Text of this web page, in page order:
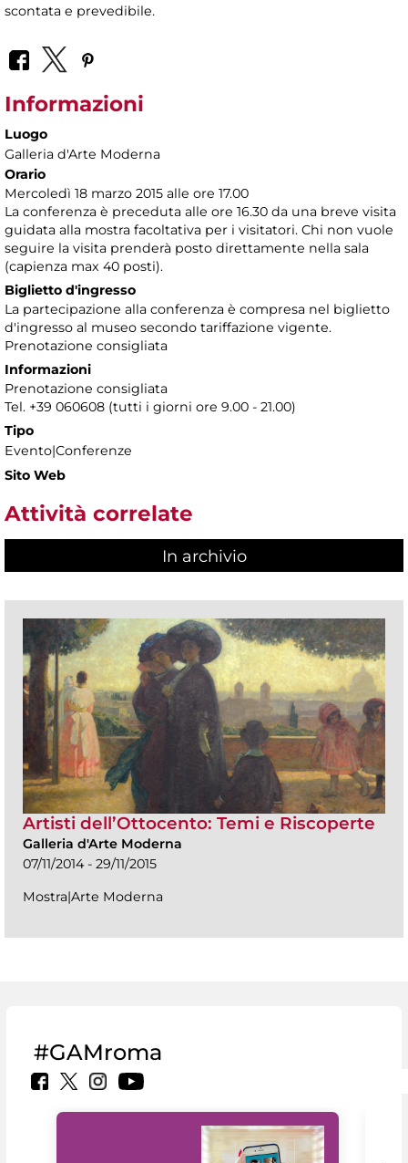
scontata e prevedibile.
Informazioni
Luogo
Galleria d'Arte Moderna
Orario
Mercoledì 18 marzo 2015 alle ore 17.00
La conferenza è preceduta alle ore 16.30 da una breve visita
guidata alla mostra facoltativa per i visitatori. Chi non vuole
seguire la visita prenderà posto direttamente nella sala
(capienza max 40 posti).
Biglietto d'ingresso
La partecipazione alla conferenza è compresa nel biglietto
d'ingresso al museo secondo tariffazione vigente.
Prenotazione consigliata
Informazioni
Prenotazione consigliata
Tel. +39 060608 (tutti i giorni ore 9.00 - 21.00)
Tipo
Evento|Conferenze
Sito Web
Attività correlate
In archivio
Artisti dell’Ottocento: Temi e Riscoperte
Galleria d'Arte Moderna
07/11/2014 - 29/11/2015
Mostra|Arte Moderna
#GAMroma